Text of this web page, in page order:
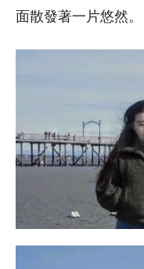
面散發著一片悠然。